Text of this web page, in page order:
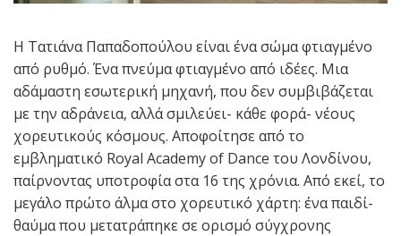
Η Τατιάνα Παπαδοπούλου είναι ένα σώμα φτιαγμένο
από ρυθμό. Ένα πνεύμα φτιαγμένο από ιδέες. Μια
αδάμαστη εσωτερική μηχανή, που δεν συμβιβάζεται
με την αδράνεια, αλλά σμιλεύει- κάθε φορά- νέους
χορευτικούς κόσμους. Αποφοίτησε από το
εμβληματικό Royal Academy of Dance του Λονδίνου,
παίρνοντας υποτροφία στα 16 της χρόνια. Από εκεί, το
μεγάλο πρώτο άλμα στο χορευτικό χάρτη: ένα παιδί-
θαύμα που μετατράπηκε σε ορισμό σύγχρονης